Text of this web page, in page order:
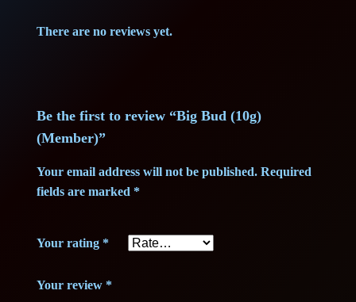
0
€
.
.
There are no reviews yet.
Be the first to review “Big Bud (10g)
(Member)”
Your email address will not be published. Required
fields are marked *
Your rating *
Your review*